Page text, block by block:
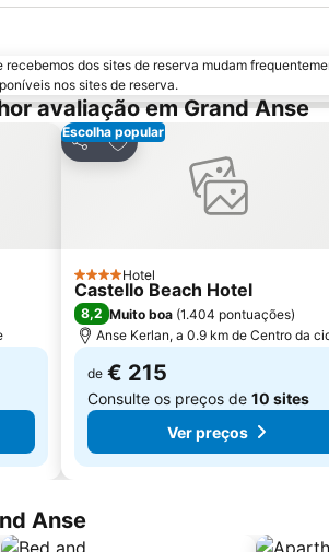
recebemos dos sites de reserva mudam
nos sites de reserva.
avaliação em Grand Anse
Escolha popular
Partilhar
Adicionar aos favoritos
4 Estrelas
Hotel
Castello Beach Hotel
8,2 Muito boa (1.404 pontuações)
Anse Kerlan, a 0.9 km de Centro da
de € 215
Consulte os preços de 10 sites
Ver preços
Anse